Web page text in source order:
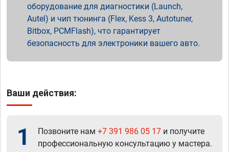
оборудование для диагностики (Launch,
Autel) и чип тюнинга (Flex, Kess 3, Autotuner,
Bitbox, PCMFlash), что гарантирует
безопасность для электроники вашего авто.
Ваши действия:
1 Позвоните нам +7 391 986 05 17 и получите
профессиональную консультацию у мастера.